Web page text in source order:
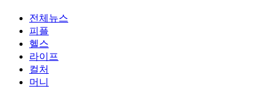
전체뉴스
피플
헬스
라이프
컬처
머니